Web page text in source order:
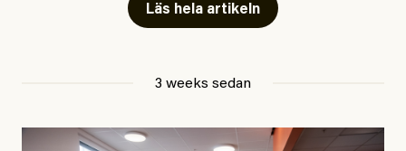
mardröm? Bra, allt annat vore fullständigt orimligt.
att han brukar vara ganska återhållsam när han
september 2023, när de globala temperaturerna för
Läs hela artikeln
3 weeks sedan